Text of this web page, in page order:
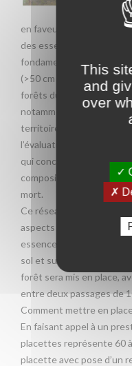
en faveur d’une
des essences
fondamental de pouvoir
(>50 cm de diamètre) par
forêts du Parc et d’en
notamment pour le
territoire. La mise en
l’évaluation de la partie
qui concerne les divers
composition en essence,
mort.
Ce réseau permettra de
aspects dendrométrique
essence ainsi que des
sol et sur pied). Un
forêt sera mis en place,
entre deux passages de
Comment mettre en
En faisant appel à un
placettes représente 60
placette avec pose d’un
This
and
over
✓
✗